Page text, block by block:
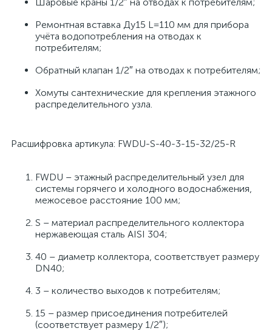
Ремонтная вставка Ду15 L=110 мм для прибора
учёта водопотребления на отводах к
потребителям;
Обратный клапан 1/2″ на отводах к потребителям;
Хомуты сантехнические для крепления этажного
распределительного узла.
Расшифровка артикула: FWDU-S-40-3-15-32/25-R
FWDU – этажный распределительный узел для
системы горячего и холодного водоснабжения,
межосевое расстояние 100 мм;
S – материал распределительного коллектора
нержавеющая сталь AISI 304;
40 – диаметр коллектора, соответствует размеру
DN40;
3 – количество выходов к потребителям;
15 – размер присоединения потребителей
(соответствует размеру 1/2″);